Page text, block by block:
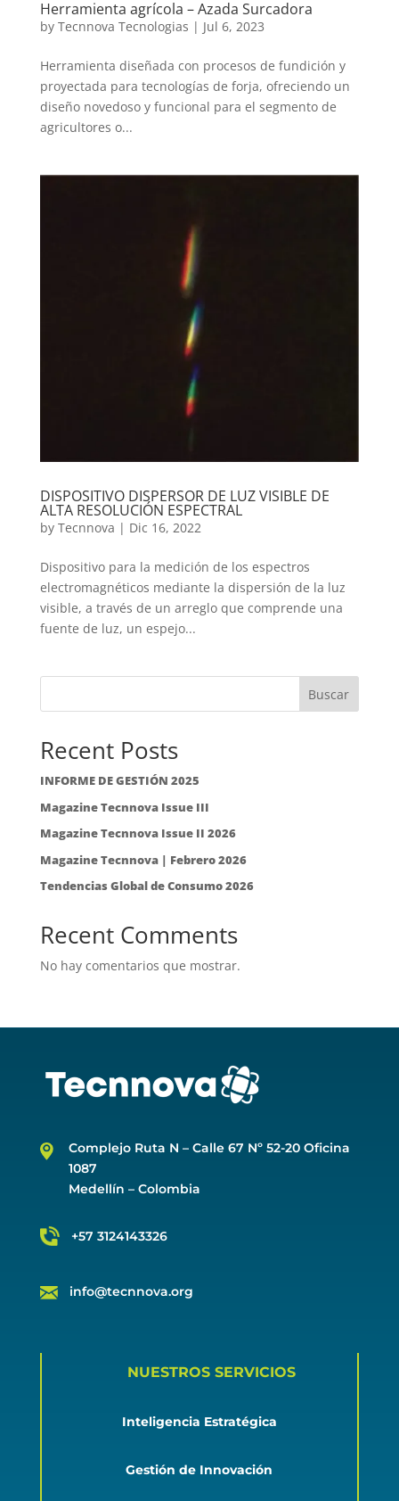
Herramienta agrícola – Azada Surcadora
by Tecnnova Tecnologias | Jul 6, 2023
Herramienta diseñada con procesos de fundición y
proyectada para tecnologías de forja, ofreciendo un
diseño novedoso y funcional para el segmento de
agricultores o...
DISPOSITIVO DISPERSOR DE LUZ VISIBLE DE
ALTA RESOLUCIÓN ESPECTRAL
by Tecnnova | Dic 16, 2022
Dispositivo para la medición de los espectros
electromagnéticos mediante la dispersión de la luz
visible, a través de un arreglo que comprende una
fuente de luz, un espejo...
Buscar
Recent Posts
INFORME DE GESTIÓN 2025
Magazine Tecnnova Issue III
Magazine Tecnnova Issue II 2026
Magazine Tecnnova | Febrero 2026
Tendencias Global de Consumo 2026
Recent Comments
No hay comentarios que mostrar.
Complejo Ruta N – Calle 67 Nº 52-20 Oficina
1087
Medellín – Colombia
+57 3124143326
info@tecnnova.org
NUESTROS SERVICIOS
Inteligencia Estratégica
Gestión de Innovación